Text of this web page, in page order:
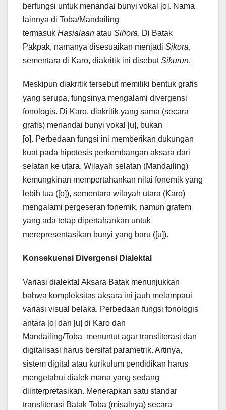
berfungsi untuk menandai bunyi vokal [o]. Nama
lainnya di Toba/Mandailing
termasuk Hasialaan atau Sihora. Di Batak
Pakpak, namanya disesuaikan menjadi Sikora,
sementara di Karo, diakritik ini disebutSikurun.
Meskipun diakritik tersebut memiliki bentuk grafis
yang serupa, fungsinya mengalami divergensi
fonologis. Di Karo, diakritik yang sama (secara
grafis) menandai bunyi vokal [u], bukan
[o]. Perbedaan fungsi ini memberikan dukungan
kuat pada hipotesis perkembangan aksara dari
selatan ke utara. Wilayah selatan (Mandailing)
kemungkinan mempertahankan nilai fonemik yang
lebih tua ([o]), sementara wilayah utara (Karo)
mengalami pergeseran fonemik, namun grafem
yang ada tetap dipertahankan untuk
merepresentasikan bunyi yang baru ([u]).
Konsekuensi Divergensi Dialektal
Variasi dialektal Aksara Batak menunjukkan
bahwa kompleksitas aksara ini jauh melampaui
variasi visual belaka. Perbedaan fungsi fonologis
antara [o] dan [u] di Karo dan
Mandailing/Toba menuntut agar transliterasi dan
digitalisasi harus bersifat parametrik. Artinya,
sistem digital atau kurikulum pendidikan harus
mengetahui dialek mana yang sedang
diinterpretasikan. Menerapkan satu standar
transliterasi Batak Toba (misalnya) secara